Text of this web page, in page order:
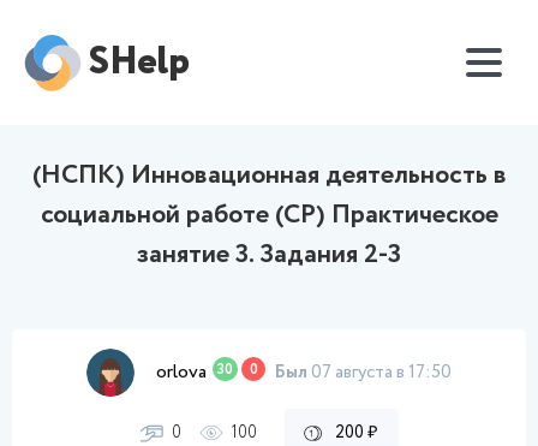
SHelp
(НСПК) Инновационная деятельность в
социальной работе (СР) Практическое
занятие 3. Задания 2-3
orlova 30 0 Был 07 августа в 17:50
0 100 200 ₽